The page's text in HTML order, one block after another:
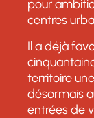
pour
centres
Il a déjà
territoire
désormais
entrées de